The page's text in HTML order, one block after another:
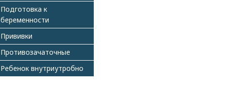
Подготовка к
беременности
Прививки
Противозачаточные
Ребенок внутриутробно